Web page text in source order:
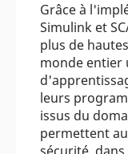
Grâce à
Simulink et
plus de
monde entier
leurs
issus du
permettent